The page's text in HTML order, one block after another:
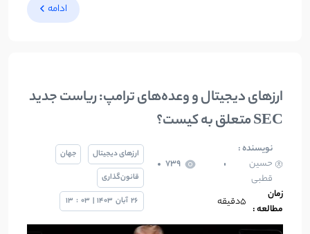
ادامه
ارزهای دیجیتال و وعده‌های ترامپ: ریاست جدید
SEC متعلق به کیست؟
نویسنده :
حسین
قطبی
739
زمان
مطالعه :
5دقیقه
ارزهای دیجیتال
جهان
قانون‌گذاری
26 آبان 1403
|
03
:
13